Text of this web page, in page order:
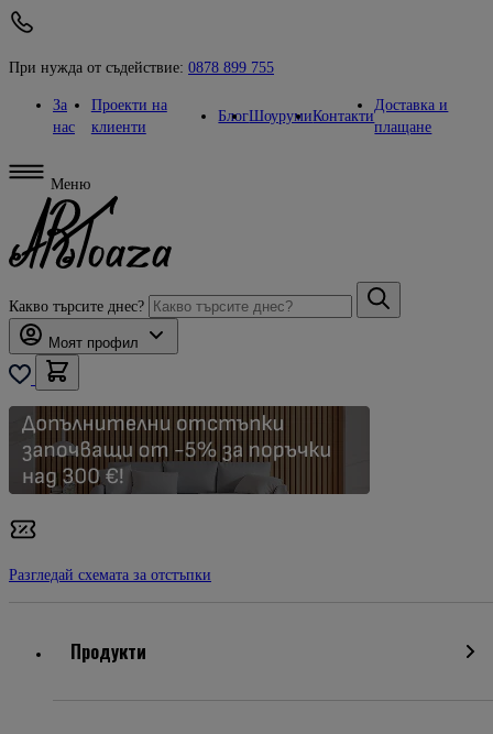
При нужда от съдействие: 0878 899 755
За
нас
Проекти на
клиенти
БлогШоурумиКонтакти
Доставка и
плащане
Меню
Какво търсите днес?
Моят профил
Разгледай схемата за отстъпки
Продукти